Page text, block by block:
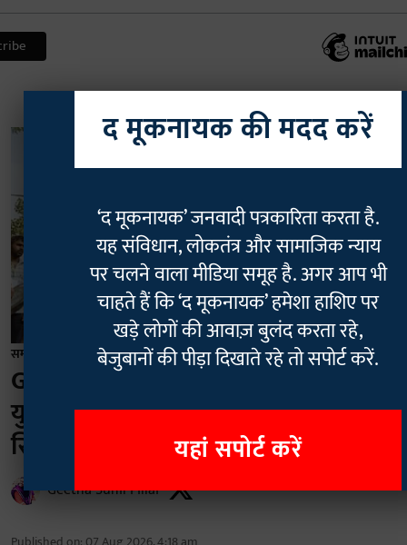
समाज
GenZ Rising Tour | जंतर मंतर के बाद
युवा सिर्फ सड़क पर नहीं, झकझोर रहे पूरा
सिस्टम
Geetha Sunil Pillai
द मूकनायक की मदद करें
‘द मूकनायक’ जनवादी पत्रकारिता करता है.
यह संविधान, लोकतंत्र और सामाजिक न्याय
पर चलने वाला मीडिया समूह है. अगर आप भी
चाहते हैं कि ‘द मूकनायक’ हमेशा हाशिए पर
खड़े लोगों की आवाज़ बुलंद करता रहे,
बेजुबानों की पीड़ा दिखाते रहे तो सपोर्ट करें.
यहां सपोर्ट करें